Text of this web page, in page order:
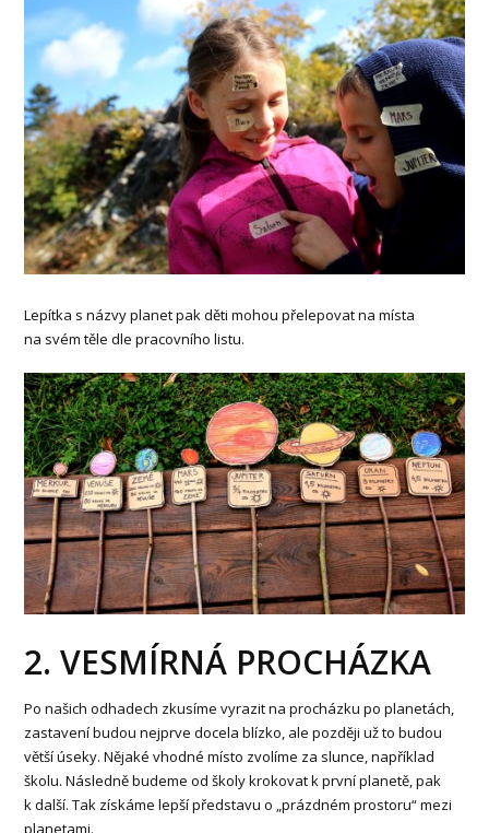
Lepítka s názvy planet pak děti mohou přelepovat na místa
na svém těle dle pracovního listu.
2. VESMÍRNÁ PROCHÁZKA
Po našich odhadech zkusíme vyrazit na procházku po planetách,
zastavení budou nejprve docela blízko, ale později už to budou
větší úseky. Nějaké vhodné místo zvolíme za slunce, například
školu. Následně budeme od školy krokovat k první planetě, pak
k další. Tak získáme lepší představu o „prázdném prostoru“ mezi
planetami.